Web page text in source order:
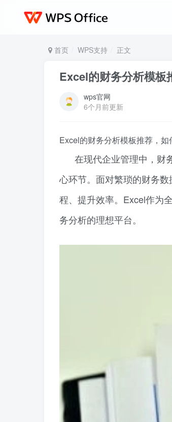
首页 WPS支持 正文
Excel的财务分析模板
wps官网
6个月前更新
Excel的财务分析模板推荐，
在现代企业管理中，财
心环节。面对繁琐的财务
程、提升效率。Excel作为
务分析的理想平台。